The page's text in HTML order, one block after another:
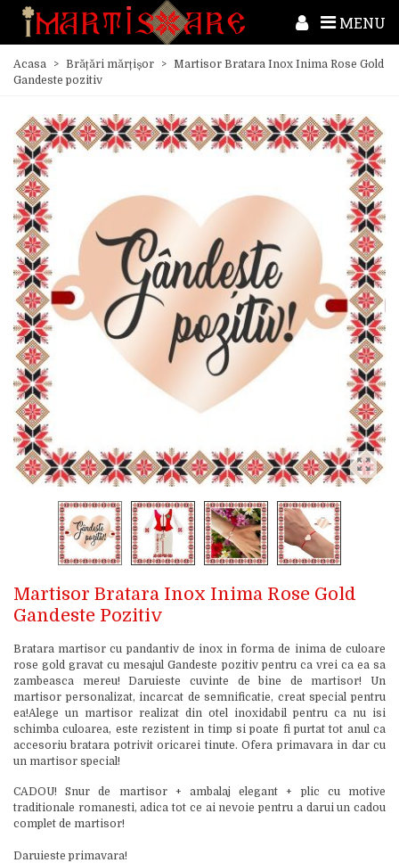
MENU
Acasa > Brățări mărțișor > Martisor Bratara Inox Inima Rose Gold
Gandeste pozitiv
Martisor Bratara Inox Inima Rose Gold
Gandeste Pozitiv
Bratara martisor cu pandantiv de inox in forma de inima de culoare
rose gold gravat cu mesajul Gandeste pozitiv pentru ca vrei ca ea sa
zambeasca mereu! Daruieste cuvinte de bine de martisor! Un
martisor personalizat, incarcat de semnificatie, creat special pentru
ea!Alege un martisor realizat din otel inoxidabil pentru ca nu isi
schimba culoarea, este rezistent in timp si poate fi purtat tot anul ca
accesoriu bratara potrivit oricarei tinute. Ofera primavara in dar cu
un martisor special!
CADOU! Snur de martisor + ambalaj elegant + plic cu motive
traditionale romanesti, adica tot ce ai nevoie pentru a darui un cadou
complet de martisor!
Daruieste primavara!